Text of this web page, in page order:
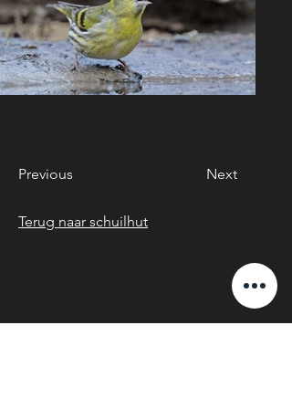
Previous Next
Terug naar schuilhut